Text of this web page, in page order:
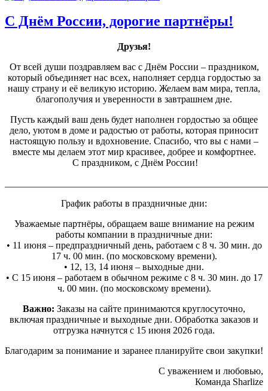
С Днём России, дорогие партнёры!
Друзья!
От всей души поздравляем вас с Днём России – праздником,
который объединяет нас всех, наполняет сердца гордостью за
нашу страну и её великую историю. Желаем вам мира, тепла,
благополучия и уверенности в завтрашнем дне.
Пусть каждый ваш день будет наполнен гордостью за общее
дело, уютом в доме и радостью от работы, которая приносит
настоящую пользу и вдохновение. Спасибо, что вы с нами –
вместе мы делаем этот мир красивее, добрее и комфортнее.
С праздником, с Днём России!
График работы в праздничные дни:
Уважаемые партнёры, обращаем ваше внимание на режим
работы компании в праздничные дни:
• 11 июня – предпраздничный день, работаем с 8 ч. 30 мин. до
17 ч. 00 мин. (по московскому времени).
• 12, 13, 14 июня – выходные дни.
• С 15 июня – работаем в обычном режиме с 8 ч. 30 мин. до 17
ч. 00 мин. (по московскому времени).
Важно: Заказы на сайте принимаются круглосуточно,
включая праздничные и выходные дни. Обработка заказов и
отгрузка начнутся с 15 июня 2026 года.
Благодарим за понимание и заранее планируйте свои закупки!
С уважением и любовью,
Команда Sharlize